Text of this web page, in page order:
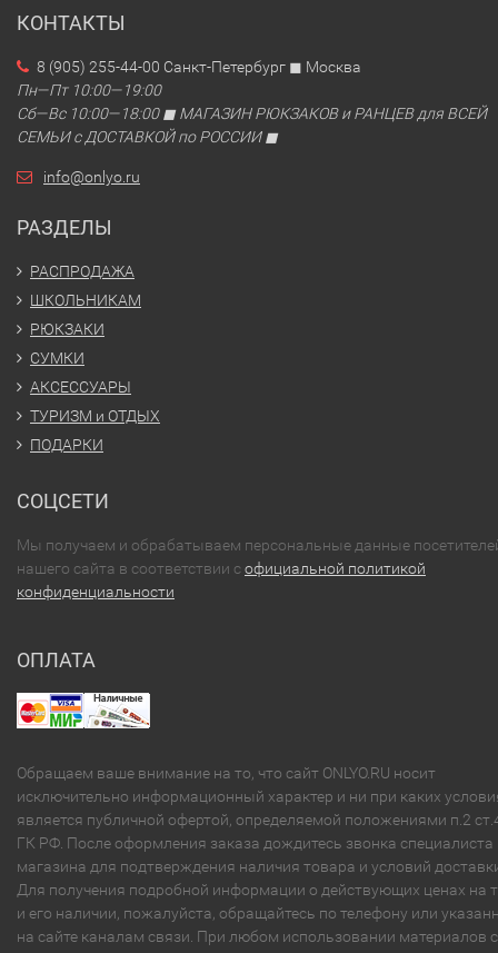
КОНТАКТЫ
8 (905) 255-44-00 Санкт-Петербург ◼ Москва
Пн—Пт 10:00—19:00
Сб—Вс 10:00—18:00 ◼ МАГАЗИН РЮКЗАКОВ и РАНЦЕВ для ВСЕЙ
СЕМЬИ с ДОСТАВКОЙ по РОССИИ ◼
info@onlyo.ru
РАЗДЕЛЫ
РАСПРОДАЖА
ШКОЛЬНИКАМ
РЮКЗАКИ
СУМКИ
АКСЕССУАРЫ
ТУРИЗМ и ОТДЫХ
ПОДАРКИ
СОЦСЕТИ
Мы получаем и обрабатываем персональные данные
нашего сайта в соответствии софициальной политикой
конфиденциальности
ОПЛАТА
Обращаем ваше внимание на то, что сайт ONLYO.RU носит
исключительно информационный характер и ни при каких
является публичной офертой, определяемой положениями п.2
ГК РФ. После оформления заказа дождитесь звонка специалиста
магазина для подтверждения наличия товара и условий
Для получения подробной информации о действующих ценах на
и его наличии, пожалуйста, обращайтесь по телефону или
на сайте каналам связи. При любом использовании материалов с